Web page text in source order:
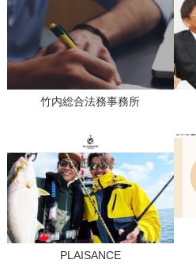
竹内総合法務事務所
PLAISANCE